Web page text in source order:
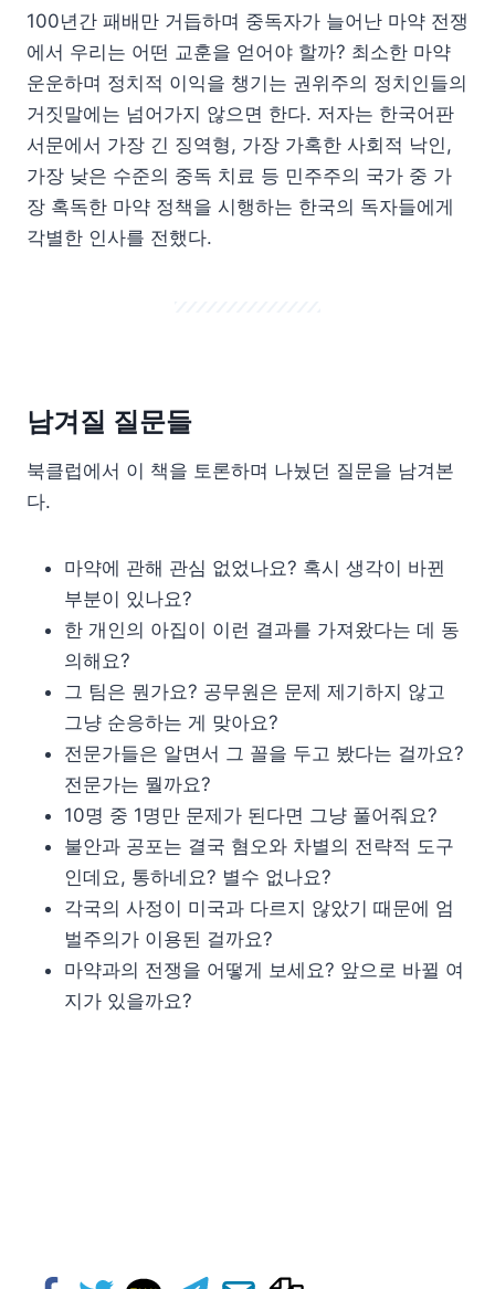
100년간 패배만 거듭하며 중독자가 늘어난 마약 전쟁
에서 우리는 어떤 교훈을 얻어야 할까? 최소한 마약
운운하며 정치적 이익을 챙기는 권위주의 정치인들의
거짓말에는 넘어가지 않으면 한다. 저자는 한국어판
서문에서 가장 긴 징역형, 가장 가혹한 사회적 낙인,
가장 낮은 수준의 중독 치료 등 민주주의 국가 중 가
장 혹독한 마약 정책을 시행하는 한국의 독자들에게
각별한 인사를 전했다.
남겨질 질문들
북클럽에서 이 책을 토론하며 나눴던 질문을 남겨본
다.
마약에 관해 관심 없었나요? 혹시 생각이 바뀐
부분이 있나요?
한 개인의 아집이 이런 결과를 가져왔다는 데 동
의해요?
그 팀은 뭔가요? 공무원은 문제 제기하지 않고
그냥 순응하는 게 맞아요?
전문가들은 알면서 그 꼴을 두고 봤다는 걸까요?
전문가는 뭘까요?
10명 중 1명만 문제가 된다면 그냥 풀어줘요?
불안과 공포는 결국 혐오와 차별의 전략적 도구
인데요, 통하네요? 별수 없나요?
각국의 사정이 미국과 다르지 않았기 때문에 엄
벌주의가 이용된 걸까요?
마약과의 전쟁을 어떻게 보세요? 앞으로 바뀔 여
지가 있을까요?